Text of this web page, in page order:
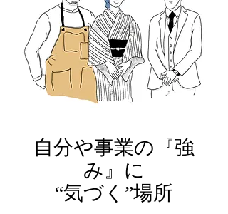
自分や事業の『強
み』に
“気づく”場所